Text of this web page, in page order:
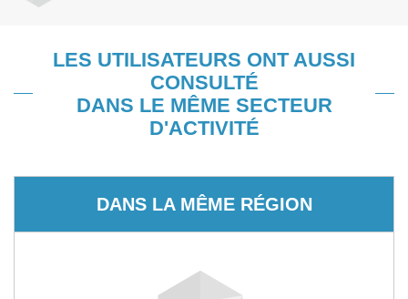
LES UTILISATEURS ONT AUSSI
CONSULTÉ
DANS LE MÊME SECTEUR
D'ACTIVITÉ
DANS LA MÊME RÉGION